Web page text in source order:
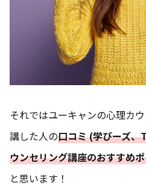
それではユーキャンの心理カ
講した人の口コミ (学びーズ
ウンセリング講座のおすすめ
と思います！